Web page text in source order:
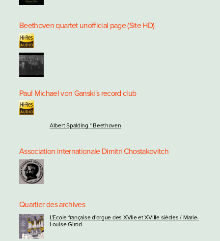
Beethoven quartet unofficial page (Site HD)
Paul Michael von Ganski's record club
Albert Spalding * Beethoven
Association internationale Dimitri Chostakovitch
Quartier des archives
L'Ecole française d'orgue des XVIIe et XVIIIe siècles / Marie-
Louise Girod